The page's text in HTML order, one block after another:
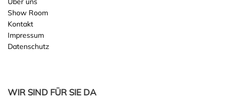
Show Room
Kontakt
Impressum
Datenschutz
WIR SIND FÜR SIE DA